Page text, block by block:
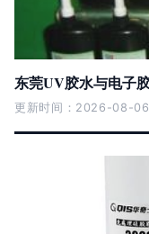
东莞UV胶水与电子
更新时间：2026-08-